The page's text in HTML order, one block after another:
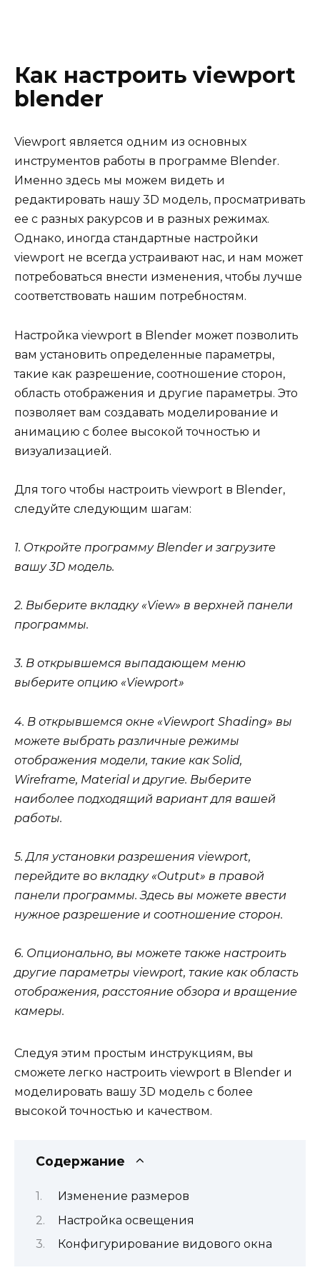
Как настроить viewport
blender
Viewport является одним из основных
инструментов работы в программе Blender.
Именно здесь мы можем видеть и
редактировать нашу 3D модель, просматривать
ее с разных ракурсов и в разных режимах.
Однако, иногда стандартные настройки
viewport не всегда устраивают нас, и нам может
потребоваться внести изменения, чтобы лучше
соответствовать нашим потребностям.
Настройка viewport в Blender может позволить
вам установить определенные параметры,
такие как разрешение, соотношение сторон,
область отображения и другие параметры. Это
позволяет вам создавать моделирование и
анимацию с более высокой точностью и
визуализацией.
Для того чтобы настроить viewport в Blender,
следуйте следующим шагам:
1. Откройте программу Blender и загрузите
вашу 3D модель.
2. Выберите вкладку «View» в верхней панели
программы.
3. В открывшемся выпадающем меню
выберите опцию «Viewport»
4. В открывшемся окне «Viewport Shading» вы
можете выбрать различные режимы
отображения модели, такие как Solid,
Wireframe, Material и другие. Выберите
наиболее подходящий вариант для вашей
работы.
5. Для установки разрешения viewport,
перейдите во вкладку «Output» в правой
панели программы. Здесь вы можете ввести
нужное разрешение и соотношение сторон.
6. Опционально, вы можете также настроить
другие параметры viewport, такие как область
отображения, расстояние обзора и вращение
камеры.
Следуя этим простым инструкциям, вы
сможете легко настроить viewport в Blender и
моделировать вашу 3D модель с более
высокой точностью и качеством.
Содержание
Изменение размеров
Настройка освещения
Конфигурирование видового окна